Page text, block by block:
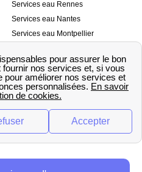
Services eau Rennes
Services eau Nantes
Services eau Montpellier
Services eau Strasbourg
💧 Comparer les fournisseurs
d’eau